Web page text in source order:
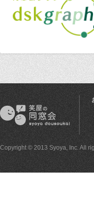
Copyright © 2013 Syoya, Inc. All